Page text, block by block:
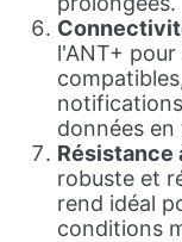
l'ANT+
données
Résistance
robuste et
rend idéal
conditions